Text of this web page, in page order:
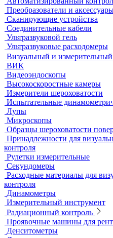
Химическое и
Ультразвуковой
Ультразвуковые
Ультразвуковые
Стандартные образцы
Автоматизированный
Преобразователи и аксессуары
Сканирующие устройства
Соединительные кабели
Ультразвуковой гель
Ультразвуковые расходомеры
Визуальный и измерительный
ВИК
Видеоэндоскопы
Высокоскоростные камеры
Измерители шероховатости
Испытательные
Лупы
Микроскопы
Образцы шероховатости